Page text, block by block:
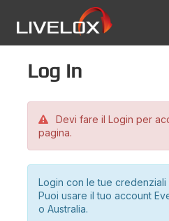
Log in
Devi fare il Login per
pagina.
Login con le tue
Puoi usare il tuo account
o Australia.